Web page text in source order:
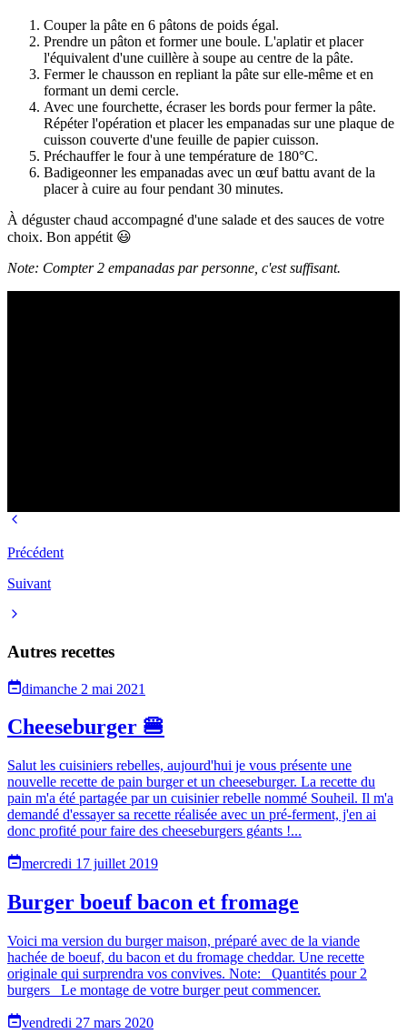
Couper la pâte en 6 pâtons de poids égal.
Prendre un pâton et former une boule. L'aplatir et placer
l'équivalent d'une cuillère à soupe au centre de la pâte.
Fermer le chausson en repliant la pâte sur elle-même et en
formant un demi cercle.
Avec une fourchette, écraser les bords pour fermer la pâte.
Répéter l'opération et placer les empanadas sur une plaque de
cuisson couverte d'une feuille de papier cuisson.
Préchauffer le four à une température de 180°C.
Badigeonner les empanadas avec un œuf battu avant de la
placer à cuire au four pendant 30 minutes.
À déguster chaud accompagné d'une salade et des sauces de votre
choix. Bon appétit 😃
Note: Compter 2 empanadas par personne, c'est suffisant.
Précédent
Suivant
Autres recettes
dimanche 2 mai 2021
Cheeseburger 🍔
Salut les cuisiniers rebelles, aujourd'hui je vous présente une
nouvelle recette de pain burger et un cheeseburger. La recette du
pain m'a été partagée par un cuisinier rebelle nommé Souheil. Il m'a
demandé d'essayer sa recette réalisée avec un pré-ferment, j'en ai
donc profité pour faire des cheeseburgers géants !...
mercredi 17 juillet 2019
Burger boeuf bacon et fromage
Voici ma version du burger maison, préparé avec de la viande
hachée de boeuf, du bacon et du fromage cheddar. Une recette
originale qui surprendra vos convives. Note: _Quantités pour 2
burgers_ Le montage de votre burger peut commencer.
vendredi 27 mars 2020